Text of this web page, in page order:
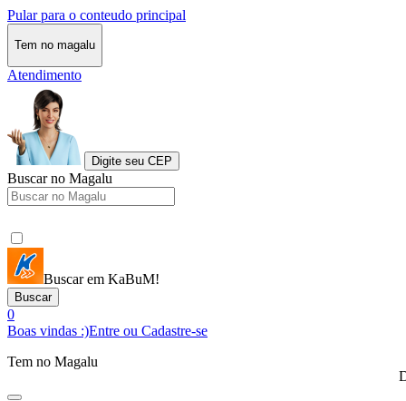
Pular para o conteudo principal
Tem no magalu
Atendimento
Digite seu CEP
Buscar no Magalu
Buscar em KaBuM!
Buscar
0
Boas vindas :)Entre ou Cadastre-se
Tem no Magalu